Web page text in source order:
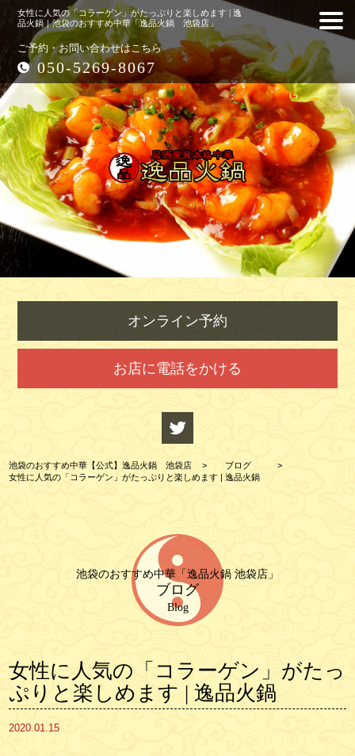
女性に人気の「コラーゲン」がたっぷりと楽しめます | 逸
品火鍋｜池袋のおすすめ中華「逸品火鍋 池袋店」
ご予約・お問い合わせはこちら
050-5269-8067
オンライン予約
お店に電話をかける
池袋のおすすめ中華【公式】逸品火鍋 池袋店 > ブログ
>
女性に人気の「コラーゲン」がたっぷりと楽しめます | 逸品火鍋
池袋のおすすめ中華「逸品火鍋 池袋店」
ブログ
Blog
女性に人気の「コラーゲン」がたっ
ぷりと楽しめます | 逸品火鍋
2020.01.15